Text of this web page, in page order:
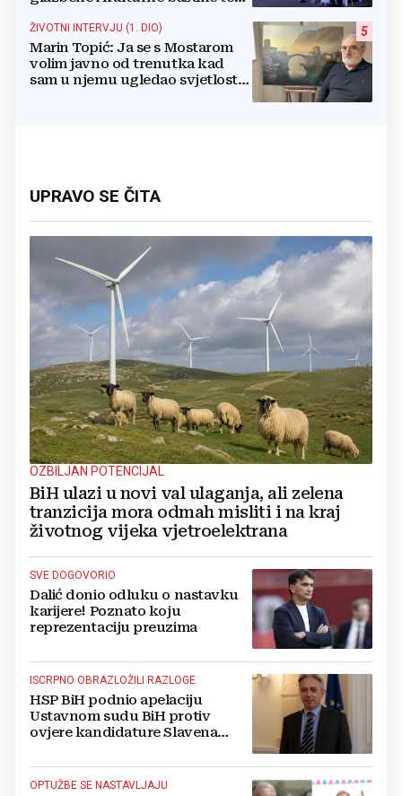
5
ŽIVOTNI INTERVJU (1. DIO)
Marin Topić: Ja se s Mostarom
volim javno od trenutka kad
sam u njemu ugledao svjetlost
UPRAVO SE ČITA
OZBILJAN POTENCIJAL
BiH ulazi u novi val ulaganja, ali zelena
tranzicija mora odmah misliti i na kraj
životnog vijeka vjetroelektrana
SVE DOGOVORIO
Dalić donio odluku o nastavku
karijere! Poznato koju
reprezentaciju preuzima
ISCRPNO OBRAZLOŽILI RAZLOGE
HSP BiH podnio apelaciju
Ustavnom sudu BiH protiv
ovjere kandidature Slavena
OPTUŽBE SE NASTAVLJAJU